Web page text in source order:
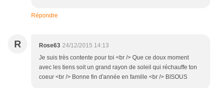
Répondre
R Rose63 24/12/2015 14:13
Je suis très contente pour toi <br /> Que ce doux moment
avec les tiens soit un grand rayon de soleil qui réchauffe ton
coeur <br /> Bonne fin d'année en famille <br /> BISOUS